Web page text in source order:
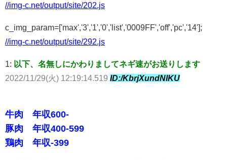
//img-c.net/output/site/202.js
c_img_param=['max','3','1','0','list','0009FF','off','pc','14'];
//img-c.net/output/site/292.js
1: 以下、名無しにかわりましてネギ速がお送りします
2022/11/29(火) 12:19:14.519 ID:/KbrjXundNIKU
牛肉 年収600-
豚肉 年収400-599
鶏肉 年収-399